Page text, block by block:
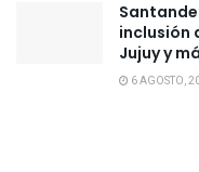
inclusión
Jujuy y
6 AGOSTO,